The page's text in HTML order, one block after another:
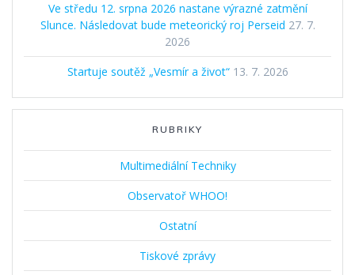
Ve středu 12. srpna 2026 nastane výrazné zatmění
Slunce. Následovat bude meteorický roj Perseid 27. 7.
2026
Startuje soutěž „Vesmír a život“ 13. 7. 2026
RUBRIKY
Multimediální Techniky
Observatoř WHOO!
Ostatní
Tiskové zprávy